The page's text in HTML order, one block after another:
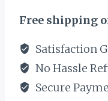
Free shipping
Satisfaction
No Hassle
Secure